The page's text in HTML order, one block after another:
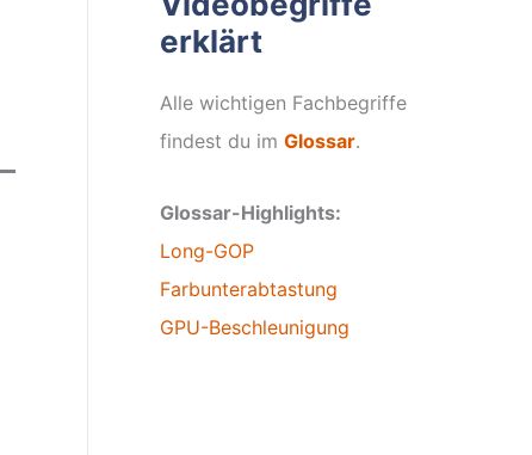
erklärt
Alle wichtigen Fachbegriffe
findest du im Glossar.
Glossar-Highlights:
Long-GOP
Farbunterabtastung
GPU-Beschleunigung